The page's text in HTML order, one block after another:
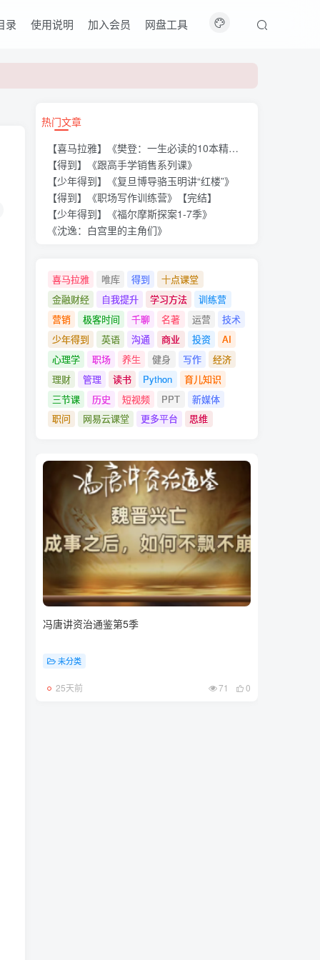
录 使用说明 加入会员 网盘工具
热门文章
【喜马拉雅】《樊登：一生必读的10本精选好书》
【得到】《跟高手学销售系列课》
【少年得到】《复旦博导骆玉明讲“红楼”》
【得到】《职场写作训练营》【完结】
【少年得到】《福尔摩斯探案1-7季》
《沈逸：白宫里的主角们》
喜马拉雅 唯库 得到
十点课堂
金融财经
自我提升 学习方法
训练营
营销
极客时间 千聊 名著 运营
技术
少年得到
英语 沟通 商业 投资
AI
心理学
职场 养生 健身 写作
经济
理财
管理 读书 Python
育儿知识
三节课
历史 短视频 PPT
新媒体
职问
网易云课堂 更多平台 思维
冯唐讲资治通鉴第5季
未分类
25天前 71 0